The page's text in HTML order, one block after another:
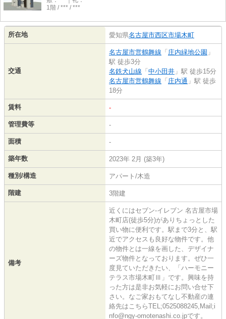
1階 / *** / ***
所在地 愛知県名古屋市西区市場木町
交通
名古屋市営鶴舞線 「 庄内緑地公園 」
駅 徒歩3分
名鉄犬山線 「 中小田井 」駅 徒歩15分
名古屋市営鶴舞線 「 庄内通 」駅 徒歩
18分
賃料 -
管理費等 -
面積 -
築年数 2023年 2月 (築3年)
種別/構造 アパート/木造
階建 3階建
備考
近くにはセブン‐イレブン 名古屋市場
木町店(徒歩5分)がありちょっとした
買い物に便利です。駅まで3分と、駅
近でアクセスも良好な物件です。他
の物件とは一線を画した、デザイナ
ーズ物件となっております。ぜひ一
度見ていただきたい、「ハーモニー
テラス市場木町Ⅲ」です。興味を持
った方は是非お気軽にお問い合せ下
さい。なご家おもてなし不動産の連
絡先はこちらTEL;0525088245,Mail;i
nfo@ngy-omotenashi.co.jpです。